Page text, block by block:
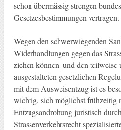
schon übermässig strengen
Gesetzesbestimmungen vertragen.
Wegen den schwerwiegenden
Widerhandlungen gegen das
ziehen können, und den teilweise
ausgestalteten gesetzlichen
mit dem Ausweisentzug ist es
wichtig, sich möglichst frühzeitig
Entzugsandrohung juristisch
Strassenverkehrsrecht